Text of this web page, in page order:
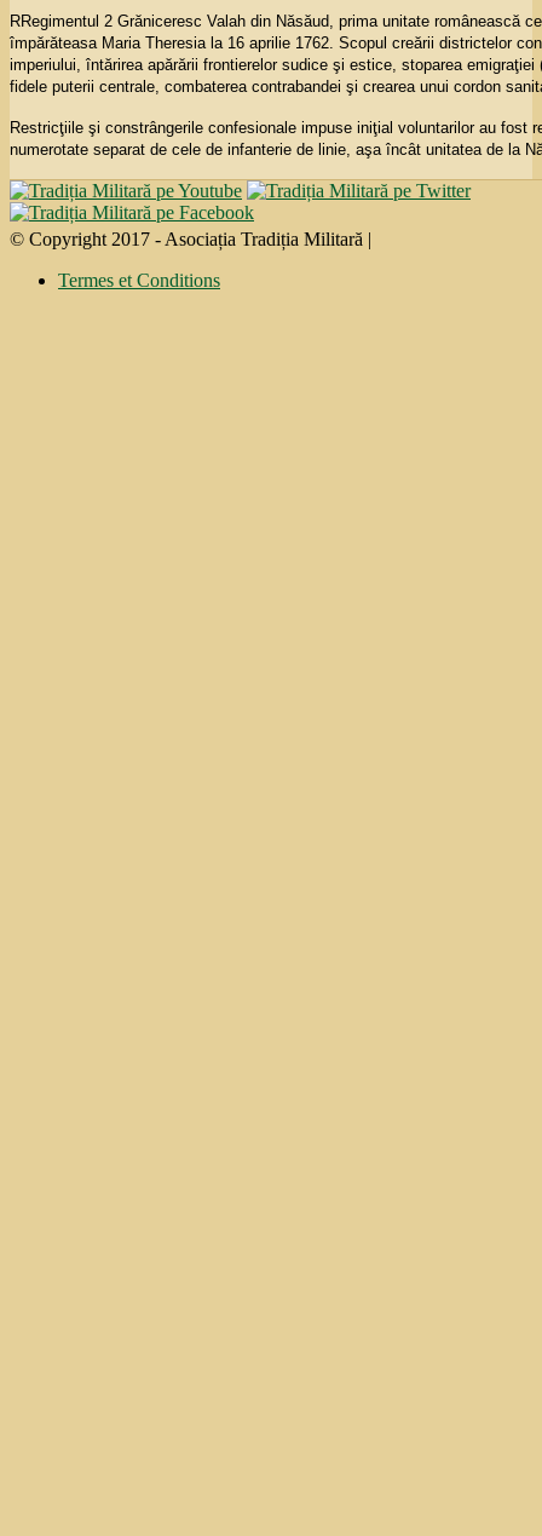
RRegimentul 2 Grăniceresc Valah din Năsăud, prima unitate românească
împărăteasa Maria Theresia la 16 aprilie 1762. Scopul creării districtelor
imperiului, întărirea apărării frontierelor sudice şi estice, stoparea emigraţiei
fidele puterii centrale, combaterea contrabandei şi crearea unui cordon
Restricţiile şi constrângerile confesionale impuse iniţial voluntarilor au fost
numerotate separat de cele de infanterie de linie, aşa încât unitatea de la
© Copyright 2017 - Asociația Tradiția Militară |
Termes et Conditions